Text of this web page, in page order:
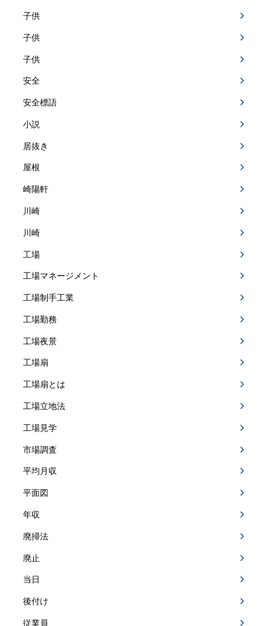
子供
子供
子供
安全
安全標語
小説
居抜き
屋根
崎陽軒
川崎
川崎
工場
工場マネージメント
工場制手工業
工場勤務
工場夜景
工場扇
工場扇とは
工場立地法
工場見学
市場調査
平均月収
平面図
年収
廃掃法
廃止
当日
後付け
従業員